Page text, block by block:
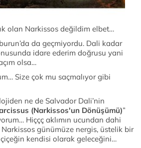
olan Narkissos değildim elbet…
da geçmiyordu. Dali kadar
idare ederim doğrusu yani
olsa…
Size çok mu saçmalıyor gibi
ne de Salvador Dali’nin
(Narkissos'un Dönüşümü)”
Hiççç aklımın ucundan dahi
günümüze nergis, üstelik bir
kendisi olarak geleceğini…